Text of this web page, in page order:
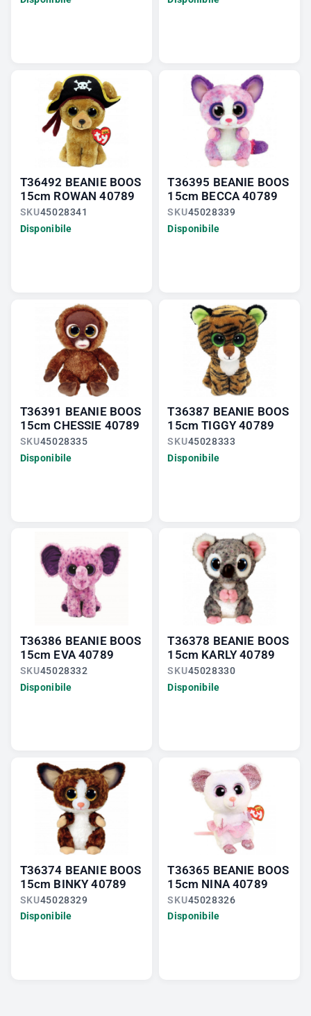
T36492 BEANIE BOOS
15cm ROWAN 40789
SKU45028341
Disponibile
T36395 BEANIE BOOS
15cm BECCA 40789
SKU45028339
Disponibile
T36391 BEANIE BOOS
15cm CHESSIE 40789
SKU45028335
Disponibile
T36387 BEANIE BOOS
15cm TIGGY 40789
SKU45028333
Disponibile
T36386 BEANIE BOOS
15cm EVA 40789
SKU45028332
Disponibile
T36378 BEANIE BOOS
15cm KARLY 40789
SKU45028330
Disponibile
T36374 BEANIE BOOS
15cm BINKY 40789
SKU45028329
Disponibile
T36365 BEANIE BOOS
15cm NINA 40789
SKU45028326
Disponibile